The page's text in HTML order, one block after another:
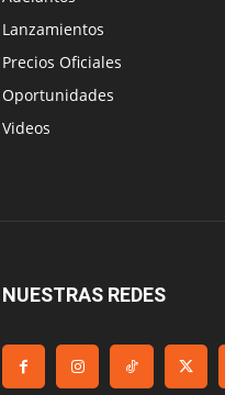
Lanzamientos
Precios Oficiales
Oportunidades
Videos
NUESTRAS REDES